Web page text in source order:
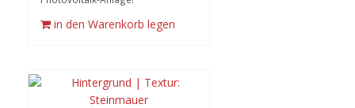
in den Warenkorb legen